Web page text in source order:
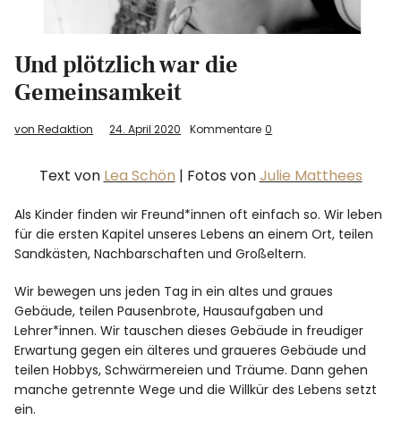
Feminismen
Kunst&Literatur
Über uns
FacebookInstagram
Info
Und plötzlich war die
Gemeinsamkeit
von Redaktion 24. April 2020 Kommentare 0
Text von Lea Schön | Fotos vonJulie Matthees
Als Kinder finden wir Freund*innen oft einfach so. Wir leben
für die ersten Kapitel unseres Lebens an einem Ort, teilen
Sandkästen, Nachbarschaften und Großeltern.
Wir bewegen uns jeden Tag in ein altes und graues
Gebäude, teilen Pausenbrote, Hausaufgaben und
Lehrer*innen. Wir tauschen dieses Gebäude in freudiger
Erwartung gegen ein älteres und graueres Gebäude und
teilen Hobbys, Schwärmereien und Träume. Dann gehen
manche getrennte Wege und die Willkür des Lebens setzt
ein.